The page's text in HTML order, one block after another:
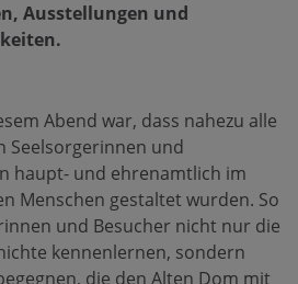
Ausstellungen und
Abend war, dass nahezu alle
Seelsorgerinnen und
haupt- und ehrenamtlich im
Menschen gestaltet wurden. So
und Besucher nicht nur die
kennenlernen, sondern
die den Alten Dom mit